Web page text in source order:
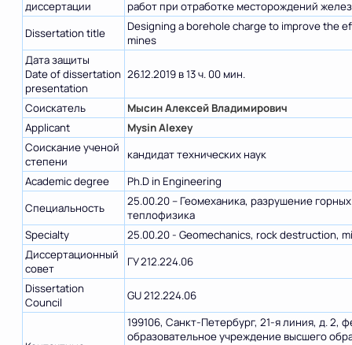
диссертации
работ при отработке месторождений
Dissertation title
Designing a borehole charge to improve the
mines
Дата защиты
Date of dissertation
presentation
26.12.2019 в 13 ч. 00 мин.
Соискатель
Мысин Алексей Владимирович
Applicant
Mysin Alexey
Соискание ученой
степени
кандидат технических наук
Academic degree
Ph.D in Engineering
Специальность
25.00.20 – Геомеханика, разрушение
теплофизика
Specialty
25.00.20 - Geomechanics, rock destruction,
Диссертационный
совет
ГУ 212.224.06
Dissertation
Council
GU 212.224.06
199106, Санкт-Петербург, 21-я линия, д. 2,
образовательное учреждение высшего